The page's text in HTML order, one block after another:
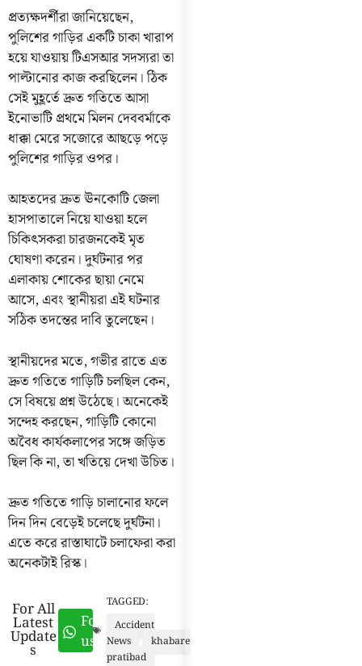
প্রত্যক্ষদর্শীরা জানিয়েছেন,
পুলিশের গাড়ির একটি চাকা খারাপ
হয়ে যাওয়ায় টিএসআর সদস্যরা তা
পাল্টানোর কাজ করছিলেন। ঠিক
সেই মুহূর্তে দ্রুত গতিতে আসা
ইনোভাটি প্রথমে মিলন দেববর্মাকে
ধাক্কা মেরে সজোরে আছড়ে পড়ে
পুলিশের গাড়ির ওপর।
আহতদের দ্রুত ঊনকোটি জেলা
হাসপাতালে নিয়ে যাওয়া হলে
চিকিৎসকরা চারজনকেই মৃত
ঘোষণা করেন। দুর্ঘটনার পর
এলাকায় শোকের ছায়া নেমে
আসে, এবং স্থানীয়রা এই ঘটনার
সঠিক তদন্তের দাবি তুলেছেন।
স্থানীয়দের মতে, গভীর রাতে এত
দ্রুত গতিতে গাড়িটি চলছিল কেন,
সে বিষয়ে প্রশ্ন উঠেছে। অনেকেই
সন্দেহ করছেন, গাড়িটি কোনো
অবৈধ কার্যকলাপের সঙ্গে জড়িত
ছিল কি না, তা খতিয়ে দেখা উচিত।
দ্রুত গতিতে গাড়ি চালানোর ফলে
দিন দিন বেড়েই চলেছে দুর্ঘটনা।
এতে করে রাস্তাঘাটে চলাফেরা করা
অনেকটাই রিস্ক।
For All
Latest
Update
s
Follow
us
TAGGED:
Accident
News
khabare
pratibad